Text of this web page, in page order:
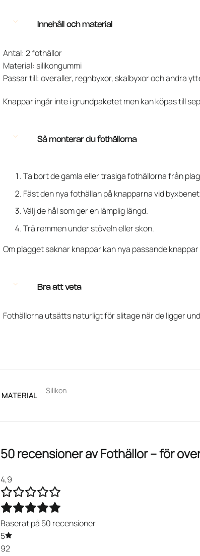
Innehåll och material
Antal: 2 fothällor
Material: silikongummi
Passar till: overaller, regnbyxor, skalbyxor och andra
Knappar ingår inte i grundpaketet men kan köpas till
Så monterar du fothällorna
Ta bort de gamla eller trasiga fothällorna från
Fäst den nya fothällan på knapparna vid
Välj de hål som ger en lämplig längd.
Trä remmen under stöveln eller skon.
Om plagget saknar knappar kan nya passande
Bra att veta
Fothällorna utsätts naturligt för slitage när de ligger
MATERIAL
Silikon
50 recensioner avFothällor – för
4,9
Baserat på 50 recensioner
5
92